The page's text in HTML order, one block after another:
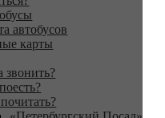
автобусов
карты
звонить?